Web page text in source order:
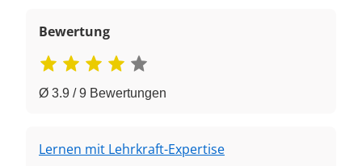
Bewertung
Ø 3.9 / 9 Bewertungen
Lernen mit Lehrkraft-Expertise